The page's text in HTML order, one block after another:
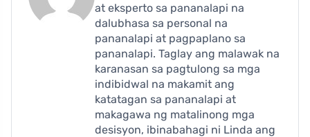
at eksperto sa pananalapi na
dalubhasa sa personal na
pananalapi at pagpaplano sa
pananalapi. Taglay ang malawak na
karanasan sa pagtulong sa mga
indibidwal na makamit ang
katatagan sa pananalapi at
makagawa ng matalinong mga
desisyon, ibinabahagi ni Linda ang